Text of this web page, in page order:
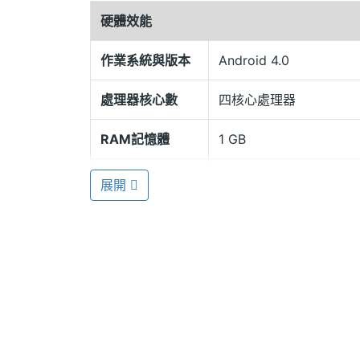
RAM / 64GB 儲存記憶體，擁有豐富的媒
其功耗部分也降低了約 50%。
1,200 萬畫素相機
具備多元擴充性，內建 HDMI、3.5mm
和 GPS 衛星導航功能，能滿足使用者全面
硬體效能
作業系統與版本 Android 4.0
處理器核心數 四核心處理器
RAM記憶體 1 GB
ROM儲存空間
展開